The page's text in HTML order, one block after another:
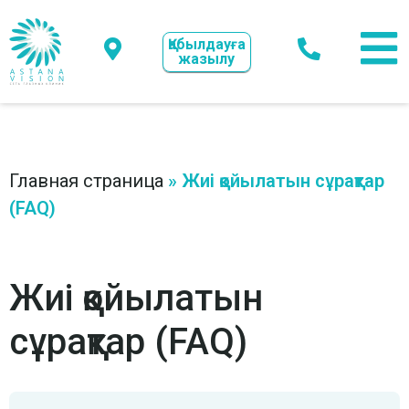
Қабылдауға
жазылу
Главная страница » Жиі қойылатын сұрақтар
(FAQ)
Жиі қойылатын
сұрақтар (FAQ)